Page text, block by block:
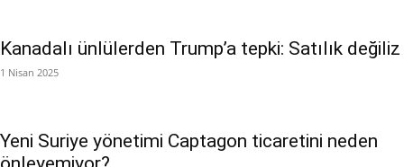
Kanadalı ünlülerden Trump’a tepki: Satılık değiliz
1 Nisan 2025
Yeni Suriye yönetimi Captagon ticaretini neden